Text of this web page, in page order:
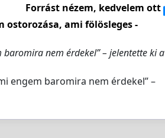
Forrást nézem, kedvelem ott
ami fölösleges -
nem érdekel” – jelentette ki a
engem baromira nem érdekel” –